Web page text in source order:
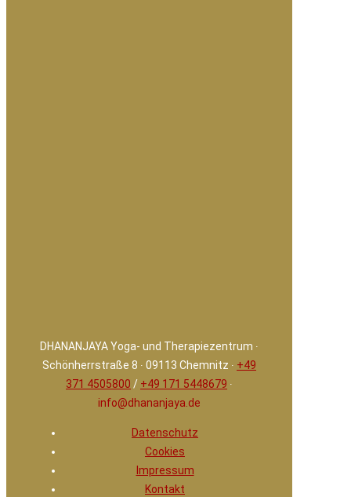
DHANANJAYA Yoga- und Therapiezentrum ∙
Schönherrstraße 8 ∙ 09113 Chemnitz ∙ +49
371 4505800 / +49 171 5448679 ∙
info@dhananjaya.de
Datenschutz
Cookies
Impressum
Kontakt